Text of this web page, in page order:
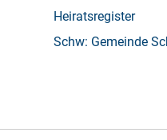
Heiratsregister
Schw: Gemeinde